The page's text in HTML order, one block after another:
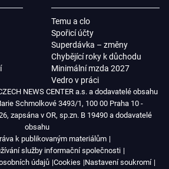
Temu a clo
Spořicí účty
Superdávka – změny
Chybějící roky k důchodu
Minimální mzda 2027
Vedro v práci
NEWS CENTER a.s. a dodavatelé obsahu
Schmolkové 3493/1, 100 00 Praha 10 -
zapsána v OR, sp.zn. B 19490 a dodavatelé
obsahu
k publikovaným materiálům
služby informační společnosti
údajů Cookies Nastavení soukromí